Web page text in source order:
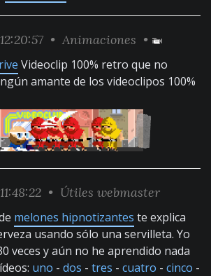
• Animaciones •
Videoclip 100% retro que no
amante de los videoclipos 100%
• Útiles webmaster
melones hipnotizantes te explica
usando sólo una servilleta. Yo
veces y aún no he aprendido nada
uno - dos - tres - cuatro - cinco -